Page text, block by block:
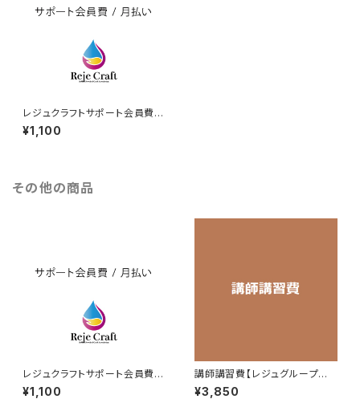
レジュクラフトサポート会員費 /
月払い
¥1,100
その他の商品
レジュクラフトサポート会員費 /
月払い
¥1,100
講師講習費【レジュグループ認
定講座資格】
¥3,850